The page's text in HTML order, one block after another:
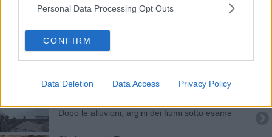
Personal Data Processing Opt Outs
CONFIRM
Data Deletion Data Access Privacy Policy
Gli inchiostri tossici smaltiti nella fogna
Otto quintali di botti vicino ai prodotti chimici
Dopo il terremoto la pioggia fa paura
Esplosione in una azienda chimica
Dopo le alluvioni, argini dei fiumi sotto esame